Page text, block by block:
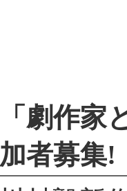
「劇作
加者募集!